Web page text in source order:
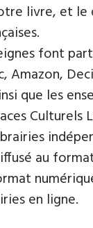
livre, et le
font
Amazon,
que les
Culturels
au
en ligne.